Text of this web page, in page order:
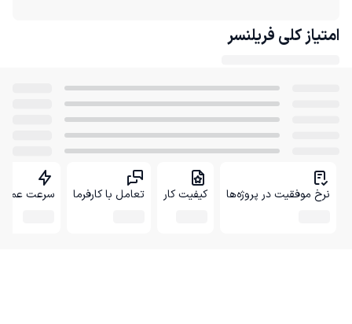
امتیاز کلی فریلنسر
نرخ موفقیت در پروژه‌ها کیفیت کار تعامل با کارفرما سرعت عمل